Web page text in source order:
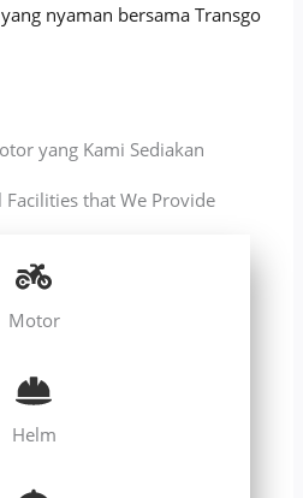
nyaman bersama Transgo
yang Kami Sediakan
that We Provide
Motor
Helm